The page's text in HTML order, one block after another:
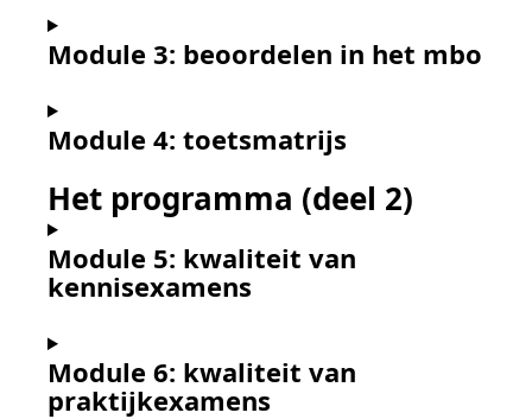
Module 3: beoordelen in het mbo
Module 4: toetsmatrijs
Het programma (deel 2)
Module 5: kwaliteit van
kennisexamens
Module 6: kwaliteit van
praktijkexamens